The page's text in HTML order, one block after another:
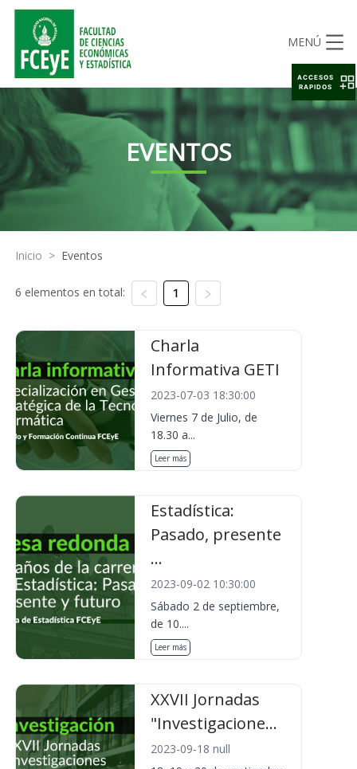
MENÚ
EVENTOS
Inicio > Eventos
6 elementos en total: 1
Charla
Informativa GETI
2023-07-03 18:30:00
Viernes 7 de Julio, de
18.30 a...
Leer más
Estadística:
Pasado, presente
...
2023-09-02 10:30:00
Sábado 2 de septiembre,
de 10....
Leer más
XXVII Jornadas
"Investigacione...
2023-09-18 null
ACCESOS
RAPIDOS